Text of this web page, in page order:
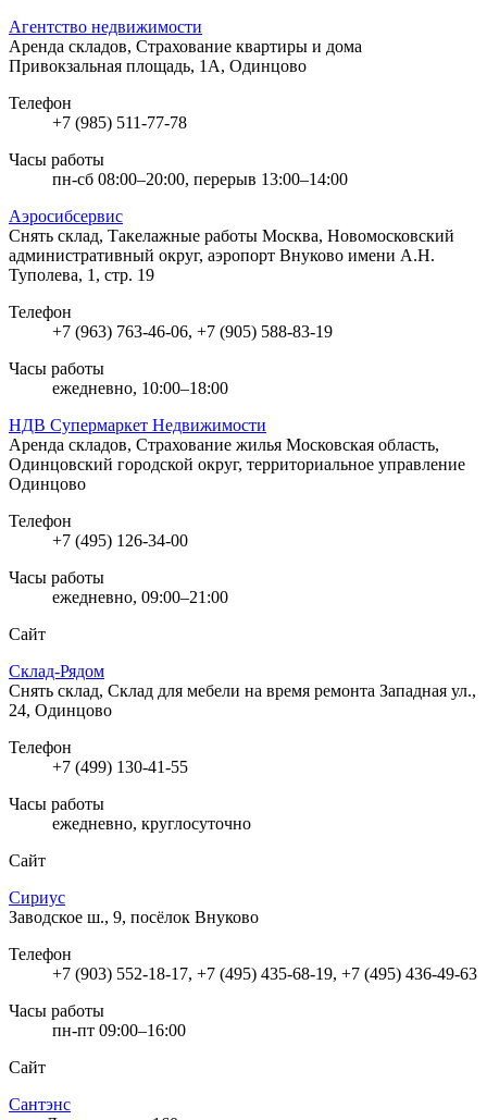
Агентство недвижимости
Аренда складов, Страхование квартиры и дома
Привокзальная площадь, 1А, Одинцово
Телефон
+7 (985) 511-77-78
Часы работы
пн-сб 08:00–20:00, перерыв 13:00–14:00
Аэросибсервис
Снять склад, Такелажные работы Москва, Новомосковский
административный округ, аэропорт Внуково имени А.Н.
Туполева, 1, стр. 19
Телефон
+7 (963) 763-46-06, +7 (905) 588-83-19
Часы работы
ежедневно, 10:00–18:00
НДВ Супермаркет Недвижимости
Аренда складов, Страхование жилья Московская область,
Одинцовский городской округ, территориальное управление
Одинцово
Телефон
+7 (495) 126-34-00
Часы работы
ежедневно, 09:00–21:00
Сайт
Склад-Рядом
Снять склад, Склад для мебели на время ремонта Западная ул.,
24, Одинцово
Телефон
+7 (499) 130-41-55
Часы работы
ежедневно, круглосуточно
Сайт
Сириус
Заводское ш., 9, посёлок Внуково
Телефон
+7 (903) 552-18-17, +7 (495) 435-68-19, +7 (495) 436-49-63
Часы работы
пн-пт 09:00–16:00
Сайт
Сантэнс